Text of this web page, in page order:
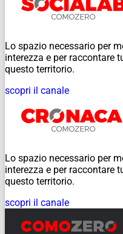
Lo spazio necessario per
interezza e per raccontare
questo territorio.
scopri il canale
Lo spazio necessario per
interezza e per raccontare
questo territorio.
scopri il canale